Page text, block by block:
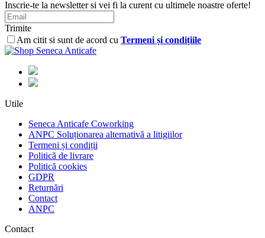
Inscrie-te la newsletter si vei fi la curent cu ultimele noastre oferte!
Trimite
Am citit si sunt de acord cu Termeni și condițiile
Utile
Seneca Anticafe Coworking
ANPC Soluționarea alternativă a litigiilor
Termeni și condiții
Politică de livrare
Politică cookies
GDPR
Returnări
Contact
ANPC
Contact